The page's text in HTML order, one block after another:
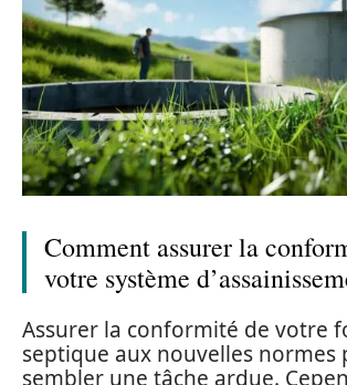
Comment assurer la
votre système
Assurer la conformité de votre
septique aux nouvelles normes
sembler une tâche ardue.